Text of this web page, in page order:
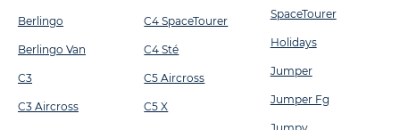
Berlingo
Berlingo Van
C3
C3 Aircross
C4 SpaceTourer
C4 Sté
C5 Aircross
C5 X
SpaceTourer
Holidays
Jumper
Jumper Fg